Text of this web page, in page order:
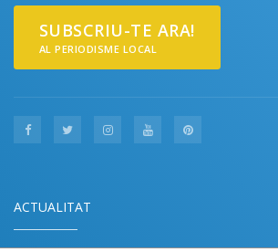
SUBSCRIU-TE ARA!
AL PERIODISME LOCAL
ACTUALITAT